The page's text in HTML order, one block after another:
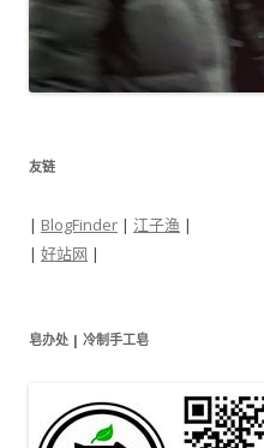
友链
| BlogFinder | 江子渔 |
| 好站网 |
皂办处 | 冷制手工皂